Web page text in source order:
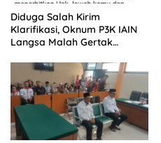
Diduga Salah Kirim
Klarifikasi, Oknum P3K IAIN
Langsa Malah Gertak